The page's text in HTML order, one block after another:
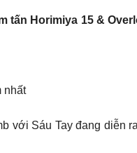
tấn Horimiya 15 &
nhất
với Sáu Tay đang diễn